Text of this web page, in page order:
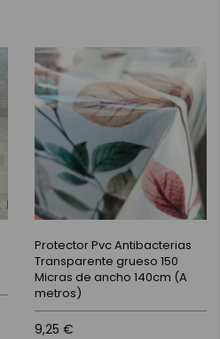
Protector Pvc Antibacterias
Transparente grueso 150
Micras de ancho 140cm (A
metros)
9,25 €